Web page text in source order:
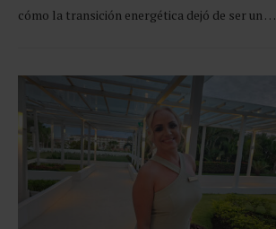
cómo la transición energética dejó de ser un …